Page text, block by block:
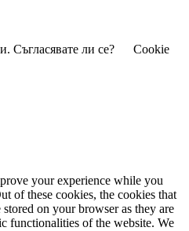
Съгласявате ли се?
Cookie
your experience while you
of these cookies, the cookies that
stored on your browser as they are
functionalities of the website. We